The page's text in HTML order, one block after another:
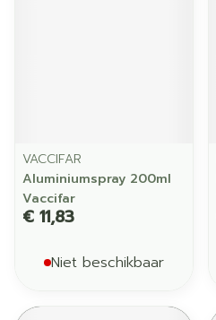
VACCIFAR
Aluminiumspray 200ml
Vaccifar
€ 11,83
Niet beschikbaar